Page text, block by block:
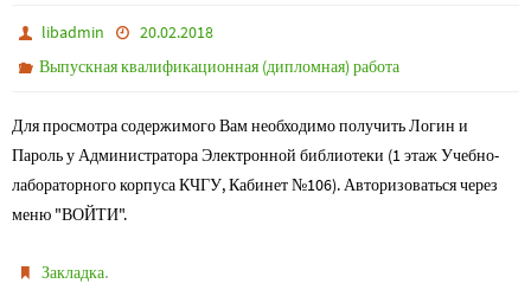
libadmin
20.02.2018
Выпускная квалификационная (дипломная) работа
Для просмотра содержимого Вам необходимо получить Логин и
Пароль у Администратора Электронной библиотеки (1 этаж Учебно-
лабораторного корпуса КЧГУ, Кабинет №106). Авторизоваться через
меню "ВОЙТИ".
Закладка.